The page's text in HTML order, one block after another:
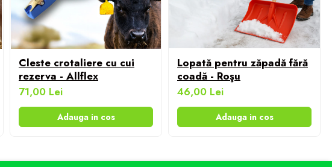
preaviz sau pot conține erori de operare. Toate produsele
Cleste crotaliere cu cui
rezerva - Allflex
71,00 Lei
Adauga in cos
Lopată pentru zăpadă fără
coadă - Roşu
46,00 Lei
Adauga in cos